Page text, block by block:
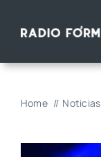
Home Noticias